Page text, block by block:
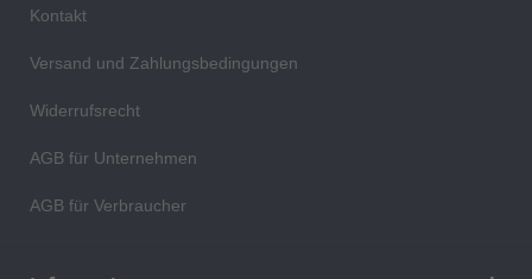
Kontakt
Versand und Zahlungsbedingungen
Widerrufsrecht
AGB für Unternehmen
AGB für Verbraucher